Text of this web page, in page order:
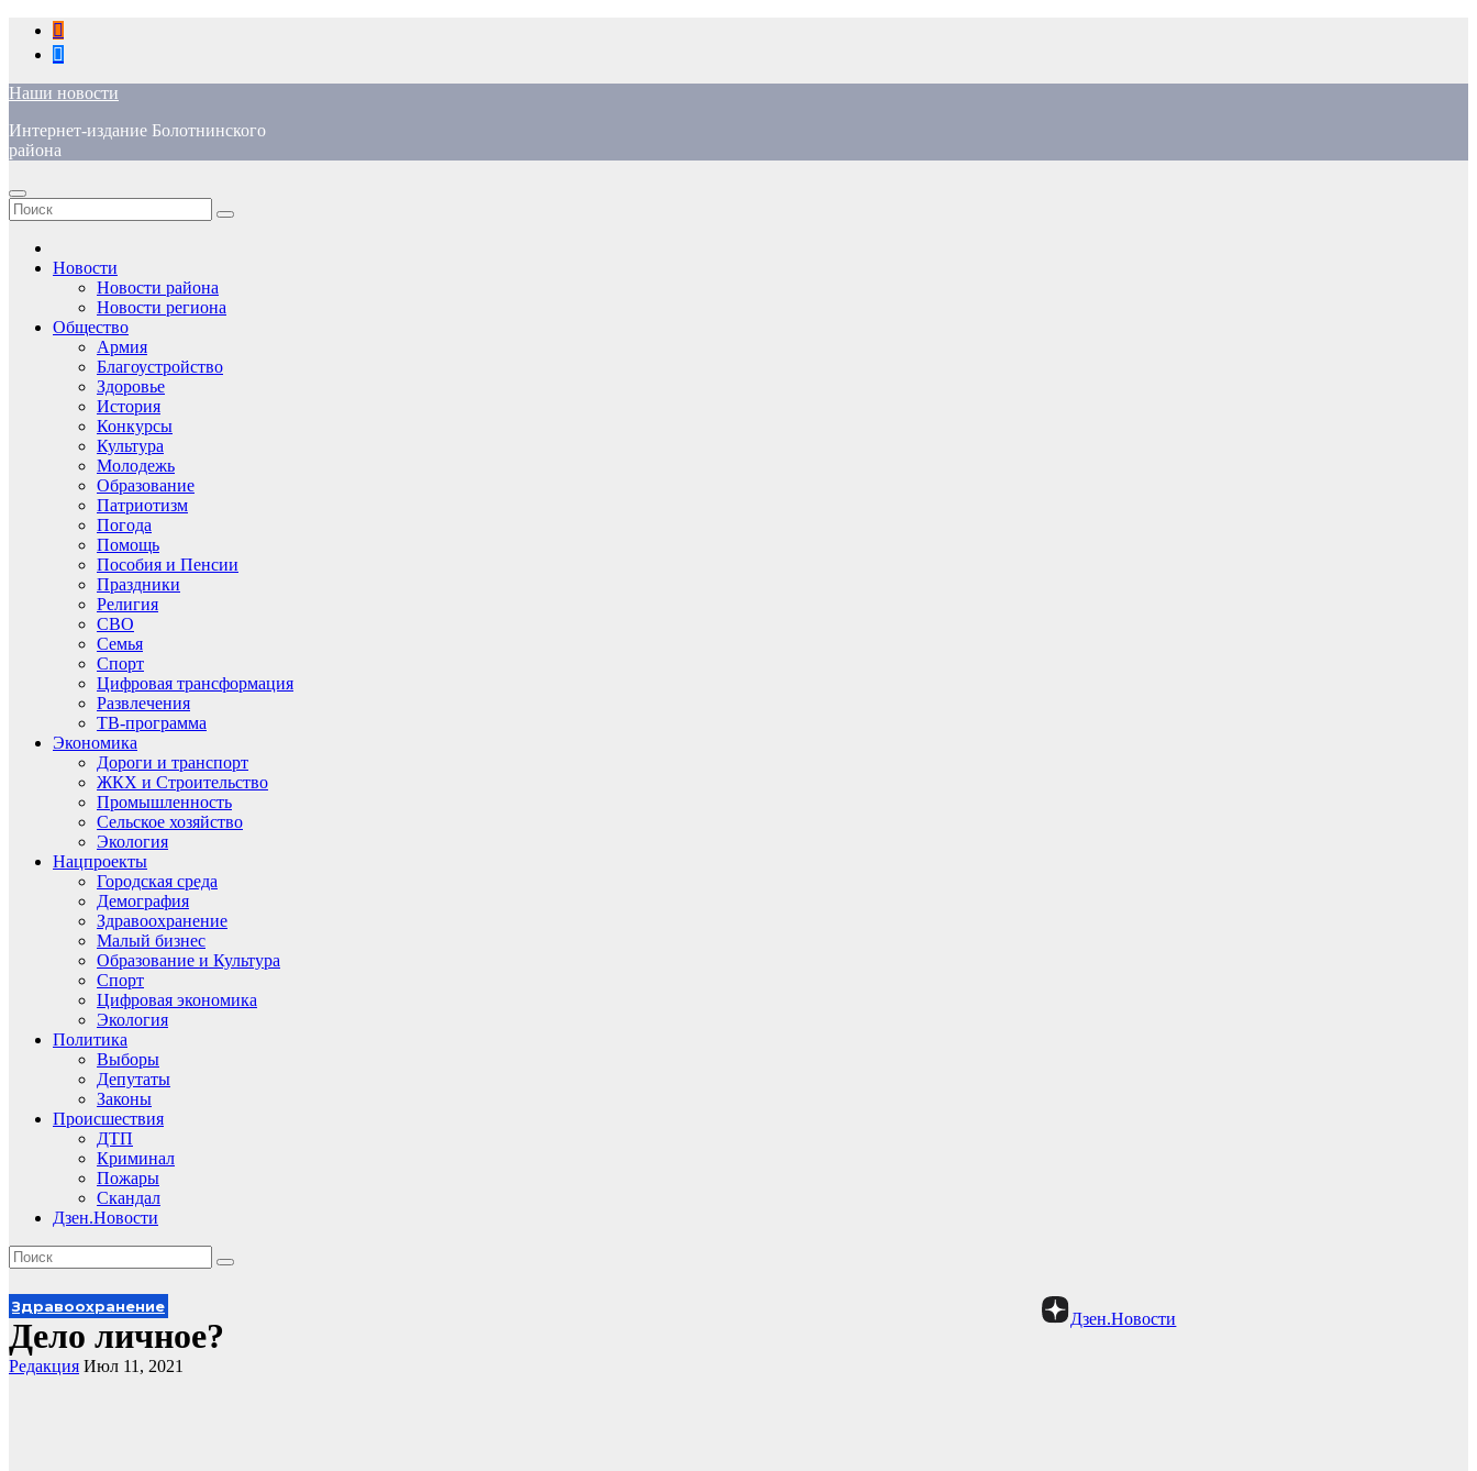
Перейти
содержимому
Наши новости
Интернет-издание Болотнинского
района
Новости
Новости района
Новости региона
Общество
Армия
Благоустройство
Здоровье
История
Конкурсы
Культура
Молодежь
Образование
Патриотизм
Погода
Помощь
Пособия и Пенсии
Праздники
Религия
СВО
Семья
Спорт
Цифровая трансформация
Развлечения
ТВ-программа
Экономика
Дороги и транспорт
ЖКХ и Строительство
Промышленность
Сельское хозяйство
Экология
Нацпроекты
Городская среда
Демография
Здравоохранение
Малый бизнес
Образование и Культура
Спорт
Цифровая экономика
Экология
Политика
Выборы
Депутаты
Законы
Происшествия
ДТП
Криминал
Пожары
Скандал
Дзен.Новости
Дзен.Новости
Здравоохранение
Дело личное?
Редакция Июл 11, 2021